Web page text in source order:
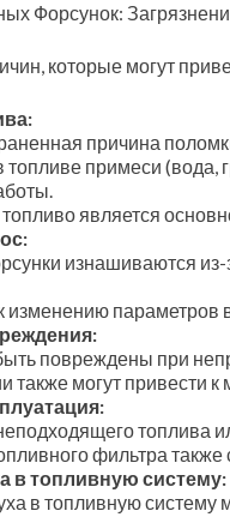
Форсунок:
которые могут
причина
примеси (вода,
является
изнашиваются из-
изменению
повреждены при
также могут привести
топлива
фильтра
в топливную систему:
в топливную